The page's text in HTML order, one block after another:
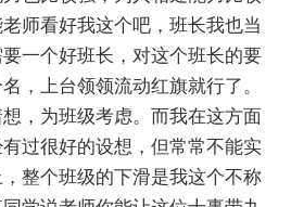
师看好我这个吧，班长我也当
一个好班长，对这个班长的要
，上台领领流动红旗就行了。
，为班级考虑。而我在这方面
过很好的设想，但常常不能实
整个班级的下滑是我这个不称